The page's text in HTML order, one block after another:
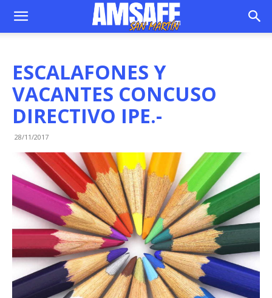
ESCALAFONES Y
VACANTES CONCUSO
DIRECTIVO IPE.-
28/11/2017